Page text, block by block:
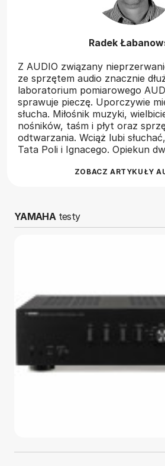
Radek
Z AUDIO związany
ze sprzętem audio znacznie
laboratorium pomiarowego
sprawuje pieczę. Uporczywie
słucha. Miłośnik muzyki,
nośników, taśm i płyt oraz
odtwarzania. Wciąż lubi
Tata Poli i Ignacego. Opiekun
ZOBACZ ARTYKUŁY
YAMAHA testy